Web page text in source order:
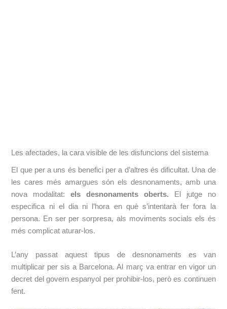
Les afectades, la cara visible de les disfuncions del sistema
El que per a uns és benefici per a d’altres és dificultat. Una de
les cares més amargues són els desnonaments, amb una
nova modalitat:els desnonaments oberts. El jutge no
especifica ni el dia ni l’hora en què s’intentarà fer fora la
persona. En ser per sorpresa, als moviments socials els és
més complicat aturar-los.
L’any passat aquest tipus de desnonaments es van
multiplicar per sis a Barcelona. Al març va entrar en vigor un
decret del govern espanyol per prohibir-los, però es continuen
fent.